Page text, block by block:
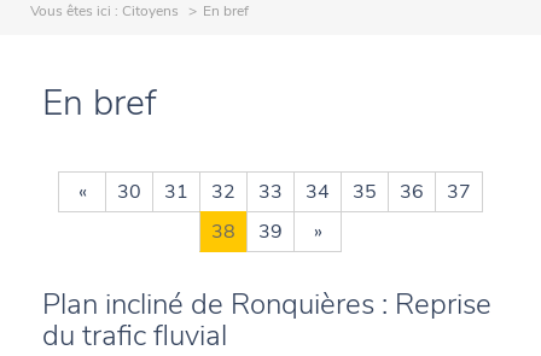
Vous êtes ici : Citoyens En bref
En bref
« 30 31 32 33 34 35 36
37
38
39 »
Plan incliné de Ronquières : Reprise
du trafic fluvial